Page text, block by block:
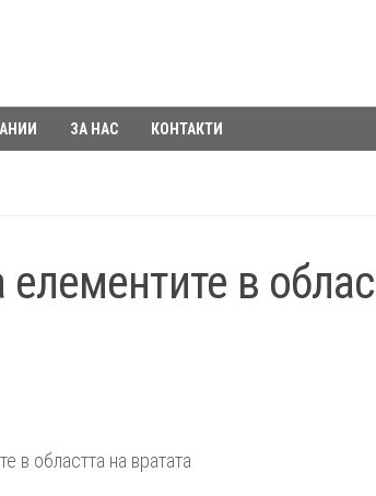
ЗА НАС КОНТАКТИ
елементите в